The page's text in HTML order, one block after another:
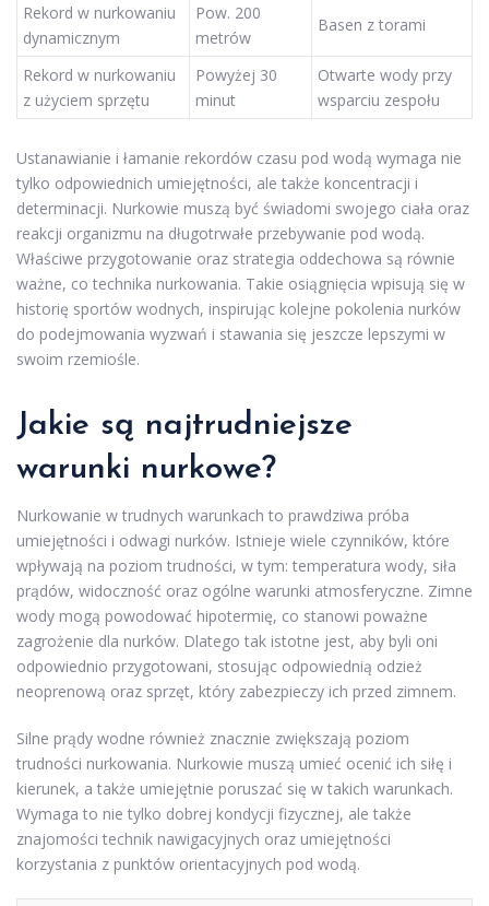
Rekord w nurkowaniu
dynamicznym
Pow. 200
metrów
Basen z torami
Rekord w nurkowaniu
z użyciem sprzętu
Powyżej 30
minut
Otwarte wody przy
wsparciu zespołu
Ustanawianie i łamanie rekordów czasu pod wodą wymaga nie
tylko odpowiednich umiejętności, ale także koncentracji i
determinacji. Nurkowie muszą być świadomi swojego ciała oraz
reakcji organizmu na długotrwałe przebywanie pod wodą.
Właściwe przygotowanie oraz strategia oddechowa są równie
ważne, co technika nurkowania. Takie osiągnięcia wpisują się w
historię sportów wodnych, inspirując kolejne pokolenia nurków
do podejmowania wyzwań i stawania się jeszcze lepszymi w
swoim rzemiośle.
Jakie są najtrudniejsze
warunki nurkowe?
Nurkowanie w trudnych warunkach to prawdziwa próba
umiejętności i odwagi nurków. Istnieje wiele czynników, które
wpływają na poziom trudności, w tym: temperatura wody, siła
prądów, widoczność oraz ogólne warunki atmosferyczne. Zimne
wody mogą powodować hipotermię, co stanowi poważne
zagrożenie dla nurków. Dlatego tak istotne jest, aby byli oni
odpowiednio przygotowani, stosując odpowiednią odzież
neoprenową oraz sprzęt, który zabezpieczy ich przed zimnem.
Silne prądy wodne również znacznie zwiększają poziom
trudności nurkowania. Nurkowie muszą umieć ocenić ich siłę i
kierunek, a także umiejętnie poruszać się w takich warunkach.
Wymaga to nie tylko dobrej kondycji fizycznej, ale także
znajomości technik nawigacyjnych oraz umiejętności
korzystania z punktów orientacyjnych pod wodą.